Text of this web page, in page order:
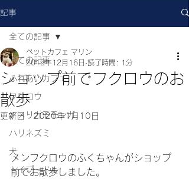
記事
全ての記事
ふれあいカフェ
フクロウ
アメリカモモンガ
ハリネズミ
犬
トイプードル
全ての記事
ショップ前でフクロウのお
散歩
ペットカフェ マリン
2019年12月16日 読了時間: 1分
更新日： 2020年1月10日
メンフクロウのふくちゃんがショップ
前でお散歩しました。